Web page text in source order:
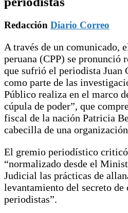
Redacción Diario Correo
A través de un comunicado,
peruana (CPP) se pronunció
que sufrió el periodista Juan
como parte de las
Público realiza en el marco
cúpula de poder”, que
fiscal de la nación Patricia
cabecilla de una
El gremio periodístico criticó
“normalizado desde el
Judicial las prácticas de
levantamiento del secreto de
periodistas”.